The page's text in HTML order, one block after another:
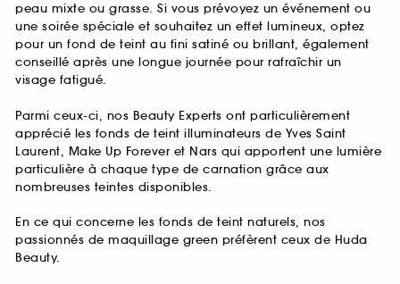
peau mixte ou grasse. Si vous prévoyez un événement ou
une soirée spéciale et souhaitez un effet lumineux, optez
pour un fond de teint au fini satiné ou brillant, également
conseillé après une longue journée pour rafraîchir un
visage fatigué.
Parmi ceux-ci, nos Beauty Experts ont particulièrement
apprécié les fonds de teint illuminateurs de Yves Saint
Laurent, Make Up Forever et Nars qui apportent une lumière
particulière à chaque type de carnation grâce aux
nombreuses teintes disponibles.
En ce qui concerne les fonds de teint naturels, nos
passionnés de maquillage green préfèrent ceux de Huda
Beauty.